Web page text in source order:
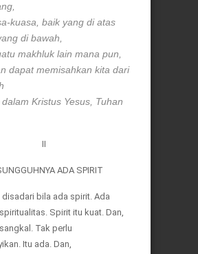
kuasa, baik yang di atas
di bawah,
makhluk lain mana pun,
dapat memisahkan kita dari
Kristus Yesus, Tuhan
II
ADA SPIRIT
disadari bila ada spirit. Ada
Spirit itu kuat. Dan,
Tak perlu
Itu ada. Dan,